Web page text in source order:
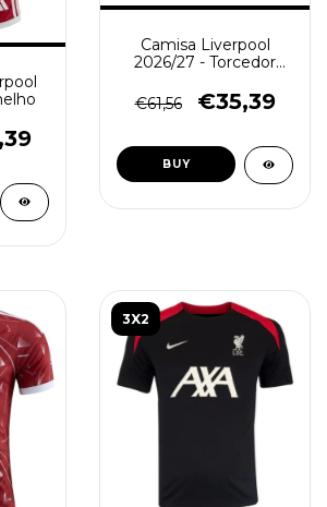
Camisa Liverpool
2026/27 - Torcedor
€61,56
€35,39
BUY
3X2